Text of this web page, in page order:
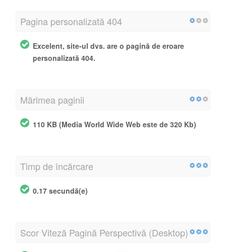
Pagina personalizată 404
Excelent, site-ul dvs. are o pagină de eroare
personalizată 404.
Mărimea paginii
110 KB (Media World Wide Web este de 320 Kb)
Timp de încărcare
0.17 secundă(e)
Scor Viteză Pagină Perspectivă (Desktop)